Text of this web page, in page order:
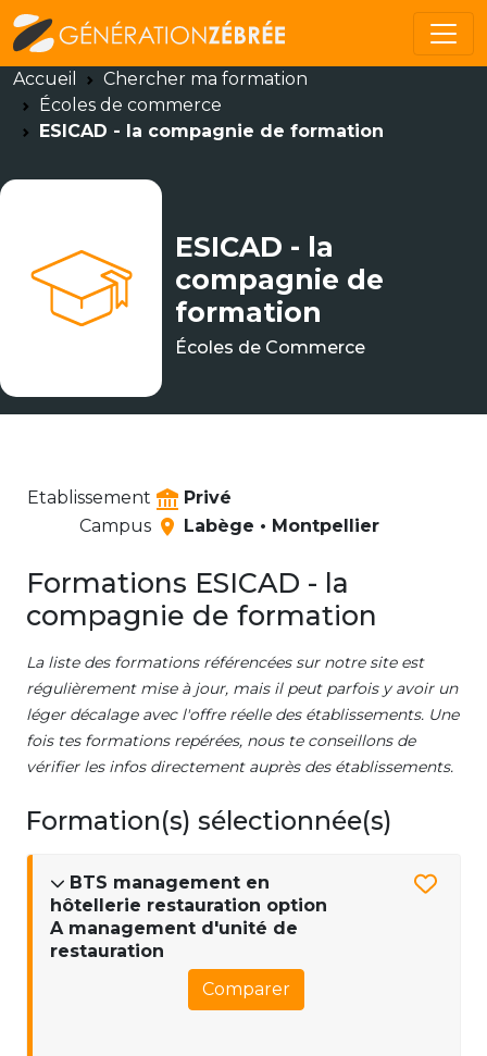
Accueil
Chercher ma formation
Écoles de commerce
ESICAD - la compagnie de formation
ESICAD - la
compagnie de
formation
Écoles de Commerce
Etablissement
Privé
Campus
Labège • Montpellier
Formations ESICAD - la
compagnie de formation
La liste des formations référencées sur notre site est
régulièrement mise à jour, mais il peut parfois y avoir un
léger décalage avec l'offre réelle des établissements. Une
fois tes formations repérées, nous te conseillons de
vérifier les infos directement auprès des établissements.
Formation(s) sélectionnée(s)
BTS management en
hôtellerie restauration option
A management d'unité de
restauration
Comparer